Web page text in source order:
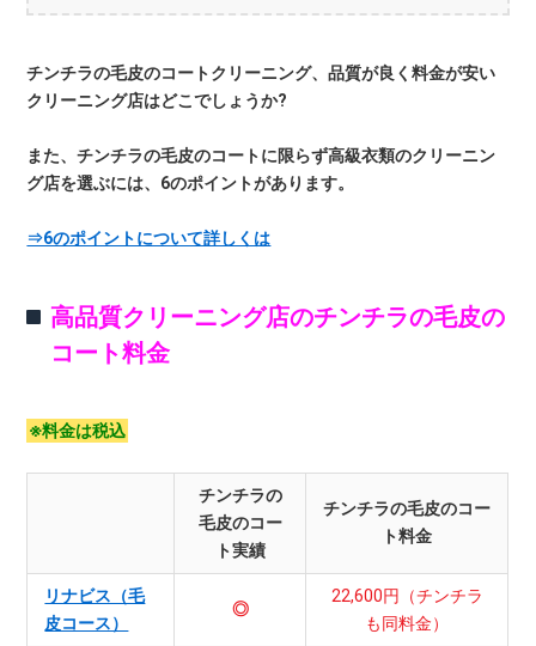
チンチラの毛皮のコートクリーニング、品質が良く料金が安い
クリーニング店はどこでしょうか?
また、チンチラの毛皮のコートに限らず高級衣類のクリーニン
グ店を選ぶには、6のポイントがあります。
⇒6のポイントについて詳しくは
高品質クリーニング店のチンチラの毛皮の
コート料金
※料金は税込
チンチラの
毛皮のコー
ト実績
チンチラの毛皮のコー
ト料金
リナビス（毛
皮コース）
◎
22,600円（チンチラ
も同料金）